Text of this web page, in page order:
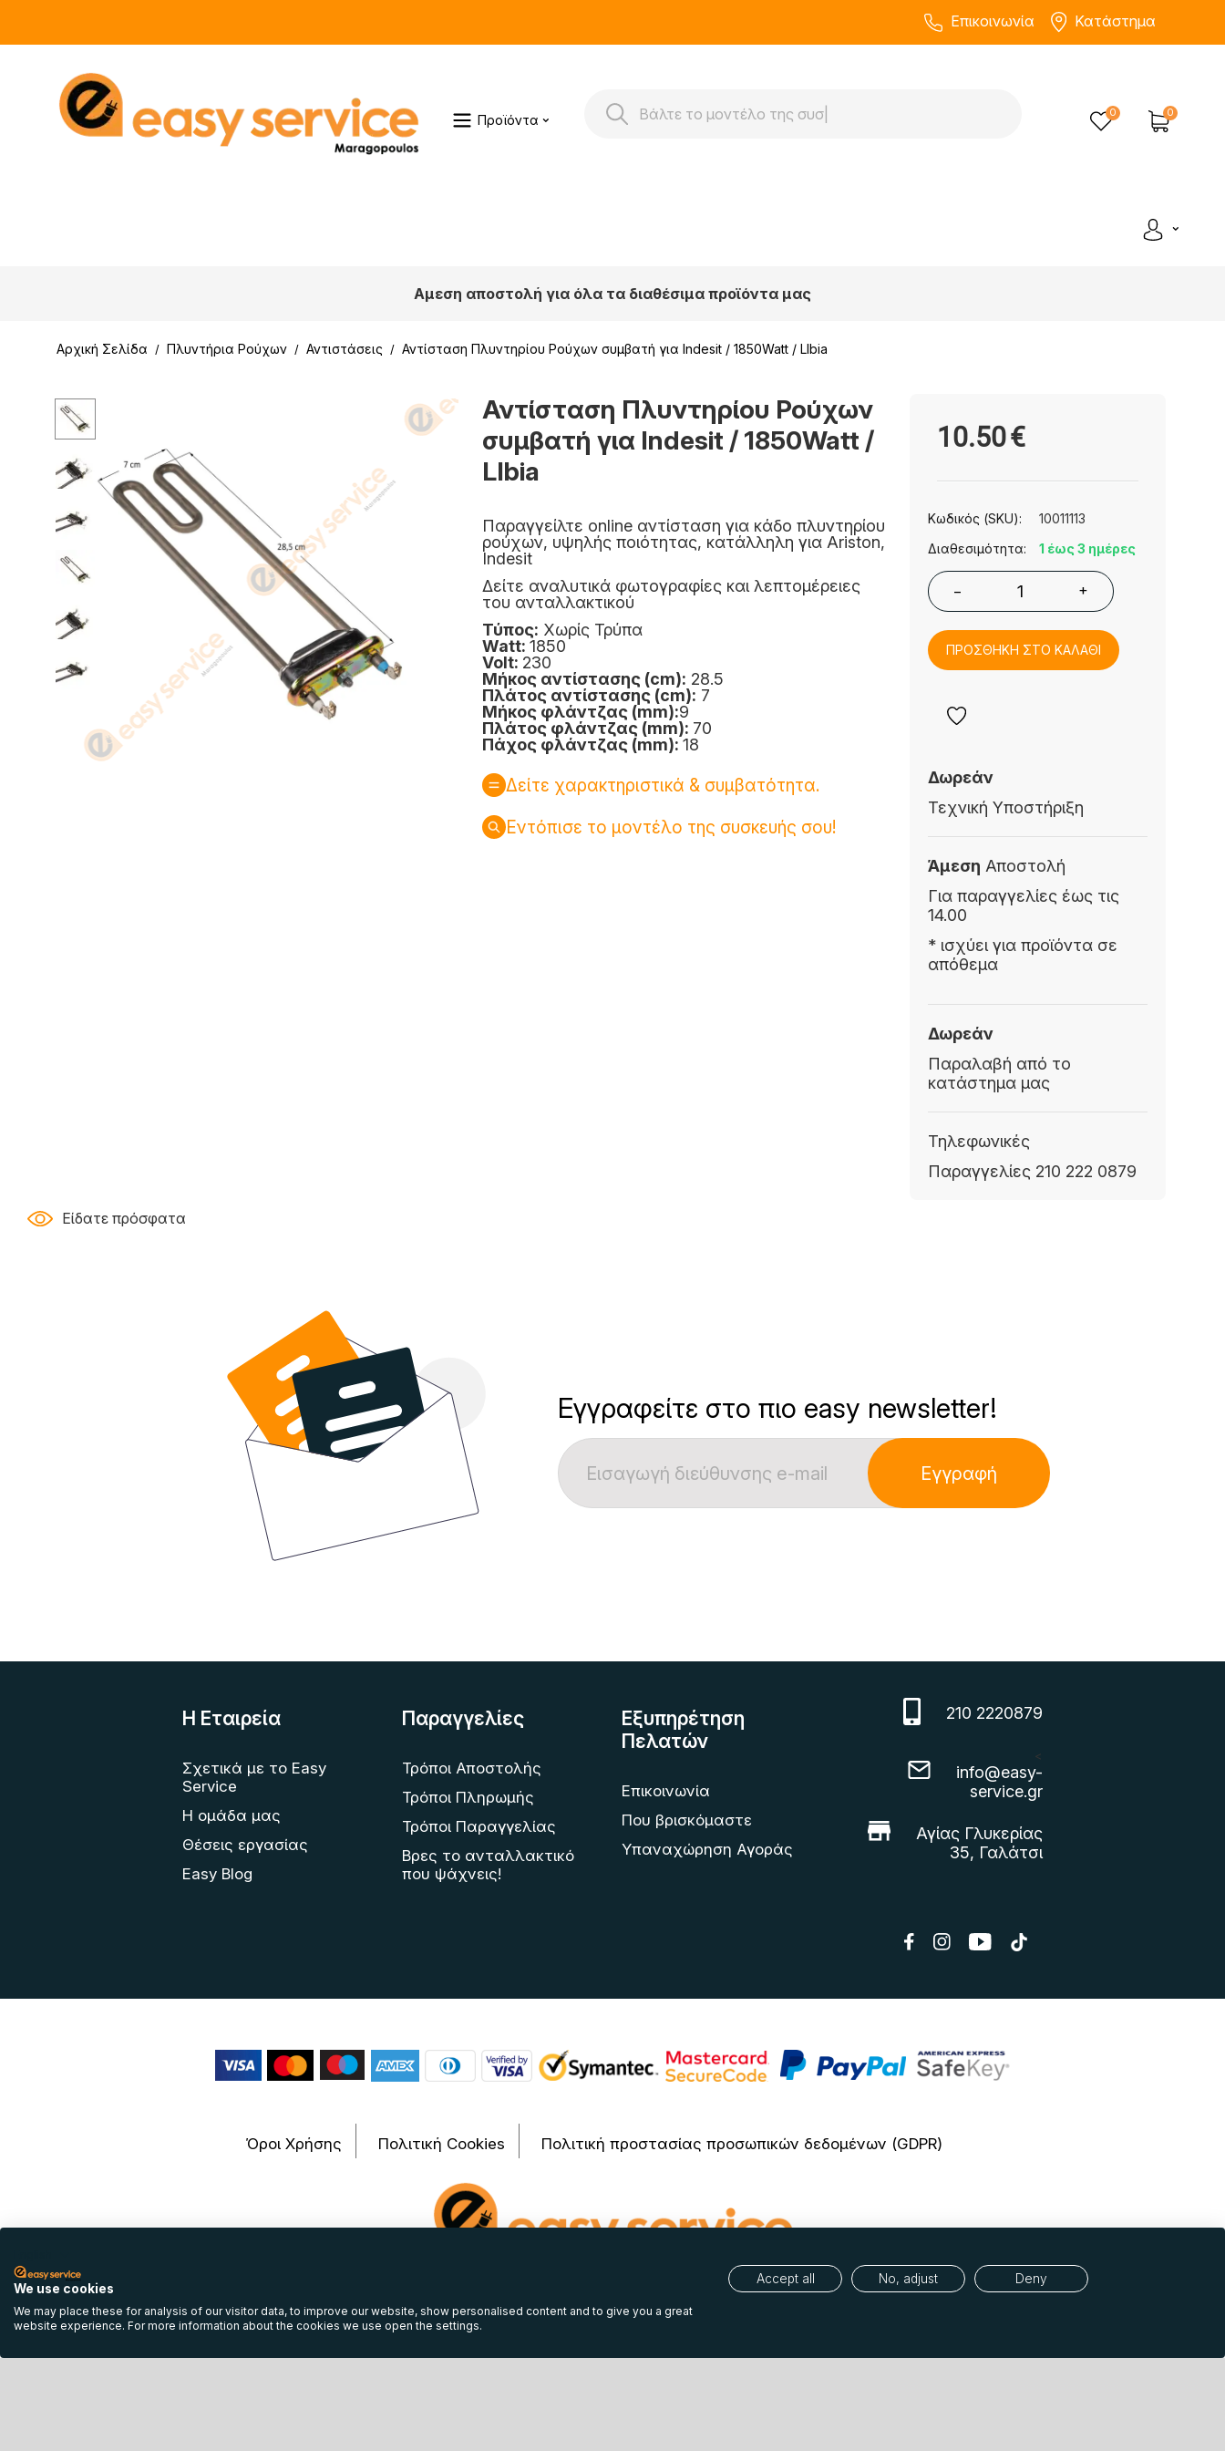
Επικοινωνία Κατάστημα
Προϊόντα 0
0
Αμεση αποστολή για όλα τα διαθέσιμα προϊόντα μας
Αρχική Σελίδα / Πλυντήρια Ρούχων / Αντιστάσεις / Αντίσταση Πλυντηρίου Ρούχων συμβατή για Indesit / 1850Watt / LIbia
Αντίσταση Πλυντηρίου Ρούχων
συμβατή για Indesit / 1850Watt /
LIbia
Παραγγείλτε online αντίσταση για κάδο πλυντηρίου
ρούχων, υψηλής ποιότητας, κατάλληλη για Ariston,
Indesit
Δείτε αναλυτικά φωτογραφίες και λεπτομέρειες
του ανταλλακτικού
Τύπος: Χωρίς Τρύπα
Watt: 1850
Volt: 230
Μήκος αντίστασης (cm): 28.5
Πλάτος αντίστασης (cm): 7
Μήκος φλάντζας (mm):9
Πλάτος φλάντζας (mm): 70
Πάχος φλάντζας (mm): 18
Δείτε χαρακτηριστικά & συμβατότητα.
Εντόπισε το μοντέλο της συσκευής σου!
10.50€
Κωδικός (SKU):
10011113
Διαθεσιμότητα:
1 έως 3 ημέρες
− +
ΠΡΟΣΘΗΚΗ ΣΤΟ ΚΑΛΑΘΙ
Δωρεάν
Τεχνική Υποστήριξη
Άμεση Αποστολή
Για παραγγελίες έως τις
14.00
* ισχύει για προϊόντα σε
απόθεμα
Δωρεάν
Παραλαβή από το
κατάστημα μας
Τηλεφωνικές
Παραγγελίες 210 222 0879
Είδατε πρόσφατα
Εγγραφείτε στο πιο easy newsletter!
Εγγραφή
Η Eταιρεία
Σχετικά με το Easy
Service
Η ομάδα μας
Θέσεις εργασίας
Easy Blog
Παραγγελίες
Τρόποι Αποστολής
Τρόποι Πληρωμής
Τρόποι Παραγγελίας
Βρες το ανταλλακτικό
που ψάχνεις!
Εξυπηρέτηση
Πελατών
Επικοινωνία
Που βρισκόμαστε
Υπαναχώρηση Αγοράς
210 2220879
<
info@easy-
service.gr
Αγίας Γλυκερίας
35, Γαλάτσι
Όροι Χρήσης Πολιτική Cookies Πολιτική προστασίας προσωπικών δεδομένων (GDPR)
We use cookies
We may place these for analysis of our visitor data, to improve our website, show personalised content and to give you a great
website experience. For more information about the cookies we use open the settings.
Accept all No, adjust Deny